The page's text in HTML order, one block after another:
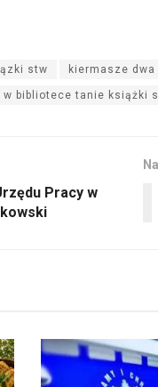
stw kiermasze
w bibliotece tanie książki
Pracy w